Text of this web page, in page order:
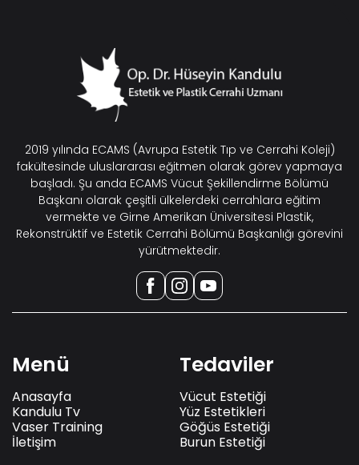
2019 yılında ECAMS (Avrupa Estetik Tıp ve Cerrahi Koleji)
fakültesinde uluslararası eğitmen olarak görev yapmaya
başladı. Şu anda ECAMS Vücut Şekillendirme Bölümü
Başkanı olarak çeşitli ülkelerdeki cerrahlara eğitim
vermekte ve Girne Amerikan Üniversitesi Plastik,
Rekonstrüktif ve Estetik Cerrahi Bölümü Başkanlığı görevini
yürütmektedir.
Menü
Anasayfa
Kandulu Tv
Vaser Training
İletişim
Tedaviler
Vücut Estetiği
Yüz Estetikleri
Göğüs Estetiği
Burun Estetiği